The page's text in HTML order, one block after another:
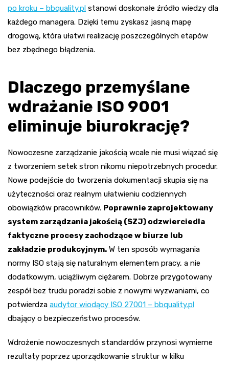
po kroku – bbquality.pl stanowi doskonałe źródło wiedzy dla
każdego managera. Dzięki temu zyskasz jasną mapę
drogową, która ułatwi realizację poszczególnych etapów
bez zbędnego błądzenia.
Dlaczego przemyślane
wdrażanie ISO 9001
eliminuje biurokrację?
Nowoczesne zarządzanie jakością wcale nie musi wiązać się
z tworzeniem setek stron nikomu niepotrzebnych procedur.
Nowe podejście do tworzenia dokumentacji skupia się na
użyteczności oraz realnym ułatwieniu codziennych
obowiązków pracowników. Poprawnie zaprojektowany
system zarządzania jakością (SZJ) odzwierciedla
faktyczne procesy zachodzące w biurze lub
zakładzie produkcyjnym. W ten sposób wymagania
normy ISO stają się naturalnym elementem pracy, a nie
dodatkowym, uciążliwym ciężarem. Dobrze przygotowany
zespół bez trudu poradzi sobie z nowymi wyzwaniami, co
potwierdza audytor wiodący ISO 27001 – bbquality.pl
dbający o bezpieczeństwo procesów.
Wdrożenie nowoczesnych standardów przynosi wymierne
rezultaty poprzez uporządkowanie struktur w kilku